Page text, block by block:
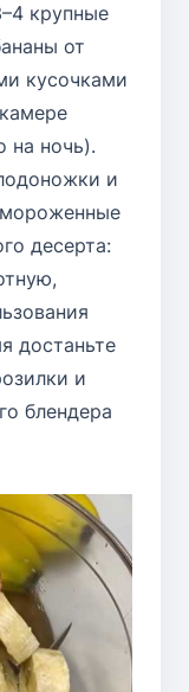
крупные
от
кусочками
на ночь).
и
десерта:
достаньте
и
блендера